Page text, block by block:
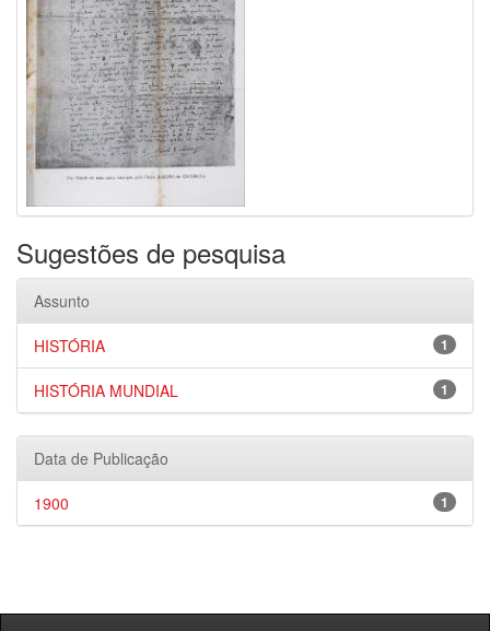
Sugestões de pesquisa
Assunto
1
HISTÓRIA
1
HISTÓRIA MUNDIAL
Data de Publicação
1
1900